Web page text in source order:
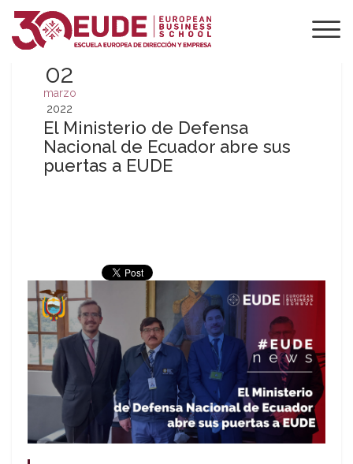
02
marzo
2022
El Ministerio de Defensa
Nacional de Ecuador abre sus
puertas a EUDE